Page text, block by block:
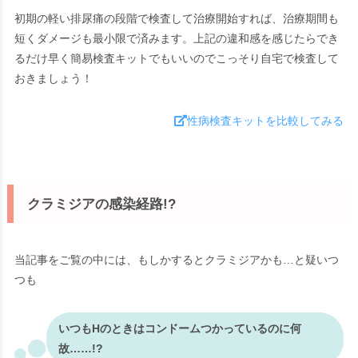
初期の軽い排尿痛の段階で検査して治療開始すれば、治療期間も
短くダメージも最小限で済みます。上記の違和感を感じたらでき
るだけ早く簡易検査キットでもいいのでこっそり自宅で検査して
おきましょう！
性病検査キットを比較してみる
クラミジアの感染経路!?
当記事をご覧の中には、もしかするとクラミジアかも…と疑いつ
つも
いつもHのときはコンドームつかっているのに何
故……!?